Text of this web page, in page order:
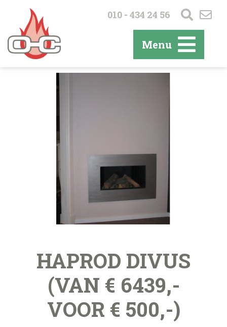
010 - 434 24 56
Menu
HAPROD DIVUS
(VAN € 6439,-
VOOR € 500,-)